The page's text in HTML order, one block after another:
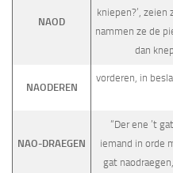
NAOD
kniepen?’,
nammen ze de
dan
NAODEREN
vorderen, in
NAO-DRAEGEN
“Der ene ’t
iemand in orde
gat